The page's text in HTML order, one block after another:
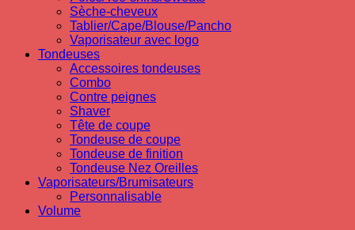
Sèche-cheveux
Tablier/Cape/Blouse/Pancho
Vaporisateur avec logo
Tondeuses
Accessoires tondeuses
Combo
Contre peignes
Shaver
Tête de coupe
Tondeuse de coupe
Tondeuse de finition
Tondeuse Nez Oreilles
Vaporisateurs/Brumisateurs
Personnalisable
Volume